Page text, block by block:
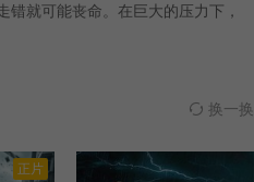
就可能丧命。在巨大的压力下，
换一换
正片